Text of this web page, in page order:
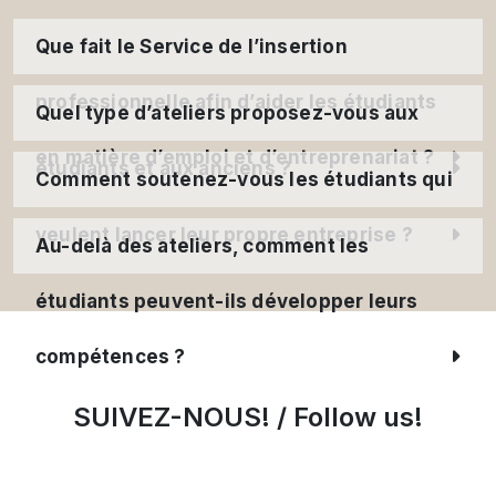
Que fait le Service de l’insertion
professionnelle afin d’aider les étudiants
en matière d’emploi et d’entreprenariat ?
Quel type d’ateliers proposez-vous aux
étudiants et aux anciens ?
Comment soutenez-vous les étudiants qui
veulent lancer leur propre entreprise ?
Au-delà des ateliers, comment les
étudiants peuvent-ils développer leurs
compétences ?
SUIVEZ-NOUS! / Follow us!